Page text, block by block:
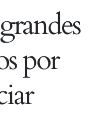
por